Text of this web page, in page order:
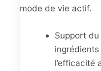
mode de vie actif.
Support
l’efficacité